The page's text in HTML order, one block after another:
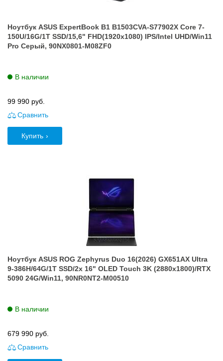
Ноутбук ASUS ExpertBook B1 B1503CVA-S77902X Core 7-
150U/16G/1T SSD/15,6" FHD(1920x1080) IPS/Intel UHD/Win11
Pro Серый, 90NX0801-M08ZF0
В наличии
99 990 руб.
Сравнить
Купить
Ноутбук ASUS ROG Zephyrus Duo 16(2026) GX651AX Ultra
9-386H/64G/1T SSD/2x 16" OLED Touch 3K (2880x1800)/RTX
5090 24G/Win11, 90NR0NT2-M00510
В наличии
679 990 руб.
Сравнить